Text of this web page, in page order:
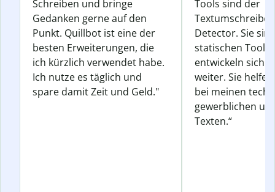
Schreiben und bringe
Gedanken gerne auf den
Punkt. Quillbot ist eine der
besten Erweiterungen, die
ich kürzlich verwendet habe.
Ich nutze es täglich und
spare damit Zeit und Geld."
Tools sind der
Detector. Sie
statischen
entwickeln sich
weiter. Sie
bei meinen
gewerblichen
Texten.“